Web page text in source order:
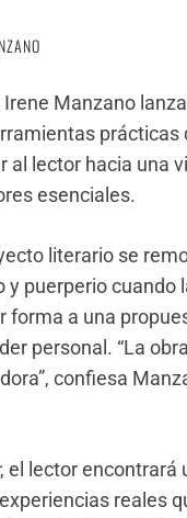
Manzano
al lector hacia una
esenciales.
literario se
y puerperio
forma a una
personal. “La
confiesa
, el lector encontrará
reales